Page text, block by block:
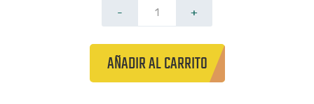
- +
AÑADIR AL CARRITO